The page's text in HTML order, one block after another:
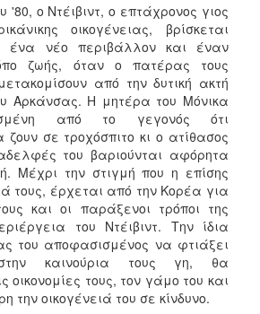
'80, ο Ντέιβιντ, ο επτάχρονος γιος
οικογένειας, βρίσκεται
ένα νέο περιβάλλον και έναν
ζωής, όταν ο πατέρας τους
από την δυτική ακτή
Αρκάνσας. Η μητέρα του Μόνικα
από το γεγονός ότι
σε τροχόσπιτο κι ο ατίθασος
του βαριούνται αφόρητα
Μέχρι την στιγμή που η επίσης
τους, έρχεται από την Κορέα για
και οι παράξενοι τρόποι της
του Ντέιβιντ. Την ίδια
του αποφασισμένος να φτιάξει
καινούρια τους γη, θα
οικονομίες τους, τον γάμο του και
την οικογένειά του σε κίνδυνο.